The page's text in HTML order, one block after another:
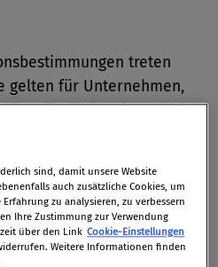
treten
gelten für Unternehmen,
ausländische Firmen mit
Unter dem neuen
Haftung auf
Organisationen haben
Vorstand, Management,
sind, damit unsere Website
auch zusätzliche Cookies, um
zu analysieren, zu verbessern
Ihre Zustimmung zur Verwendung
über den Link Cookie-Einstellungen
Weitere Informationen finden